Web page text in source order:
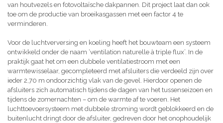
van houtvezels en fotovoltaïsche dakpannen. Dit project laat dan ook
toe om de productie van broeikasgassen met een factor 4 te
verminderen.
Voor de luchtverversing en koeling heeft het bouwteam een systeem
ontwikkeld onder de naam ‘ventilation naturelle à triple flux’. In de
praktijk gaat het om een dubbele ventilatiestroom met een
warmtewisselaar, gecompleteerd met afsluiters die verdeeld zijn over
ieder 2,70 m ondoorzichtig vlak van de gevel. Hierdoor openen de
afsluiters zich automatisch tijdens de dagen van het tussenseizoen en
tijdens de zomernachten – om de warmte af te voeren. Het
luchttoevoersysteem met dubbele stroming wordt geblokkeerd en de
buitenlucht dringt door de afsluiter, gedreven door het onophoudelijk